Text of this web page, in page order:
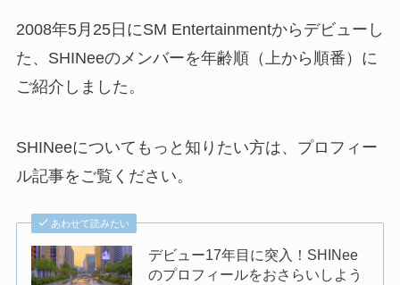
2008年5月25日にSM Entertainmentからデビューし
た、SHINeeのメンバーを年齢順（上から順番）に
ご紹介しました。
SHINeeについてもっと知りたい方は、プロフィー
ル記事をご覧ください。
あわせて読みたい
デビュー17年目に突入！SHINee
のプロフィールをおさらいしよう